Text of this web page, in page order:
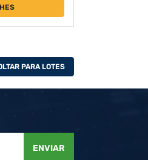
PARA LOTES
ENVIAR